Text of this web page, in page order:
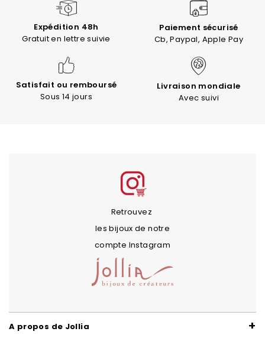
Expédition 48h
Gratuit en lettre suivie
Paiement sécurisé
Cb, Paypal, Apple Pay
Satisfait ou remboursé
Sous 14 jours
Livraison mondiale
Avec suivi
Retrouvez
les bijoux de notre
compte Instagram
A propos de Jollia